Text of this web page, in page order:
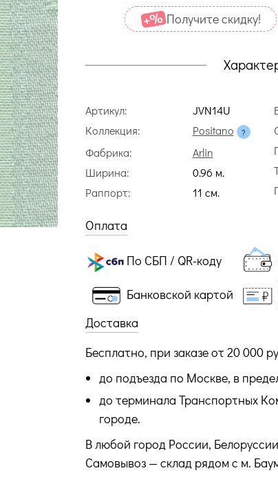
Получите cкидку!
Артикул:
JVN14U
Коллекция:
Positano
Фабрика:
Arlin
Ширина:
0.96 м.
Раппорт:
11 cм.
Оплата
По СБП / QR-коду
Банковской картой
Доставка
Бесплатно, при заказе от 20 000
до подъезда по Москве, в
до терминала Транспортных
городе.
В любой город России,
Самовывоз — склад рядом с м.